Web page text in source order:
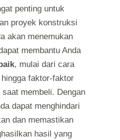
penting untuk
proyek konstruksi
akan menemukan
membantu Anda
, mulai dari cara
faktor-faktor
membeli. Dengan
dapat menghindari
dan memastikan
hasil yang